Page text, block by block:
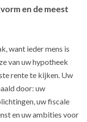
en de meest
want ieder mens is
van uw hypotheek
rente te kijken. Uw
door: uw
uw fiscale
en uw ambities voor